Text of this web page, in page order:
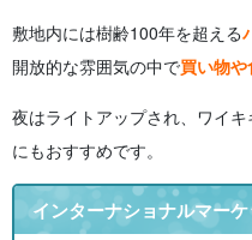
敷地内には樹齢100年を超える
開放的な雰囲気の中で買い物
夜はライトアップされ、ワイ
にもおすすめです。
インターナショナルマー